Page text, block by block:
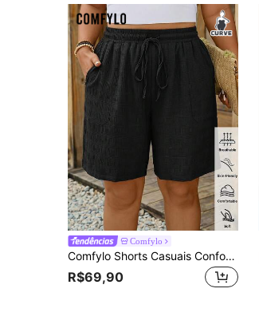
Comfylo
Comfylo Shorts Casuais Confortáveis com Cordão na Cintura e Bolsos para Mulheres Plus Size, Adequado para Férias na Praia, Lazer no Aeroporto, Viagens de Verão e Outras Ocasiões, Preto, Adequado para Uso na Temporada de Volta às Aulas de Verão
R$69,90